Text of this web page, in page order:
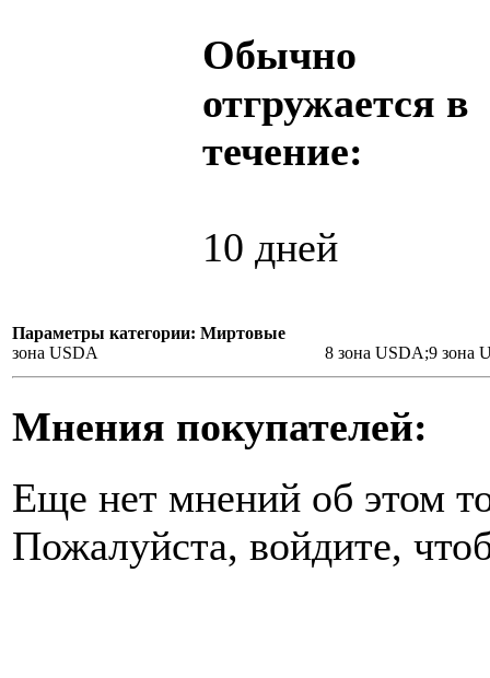
Обычно
отгружается в
течение:
10 дней
Параметры категории: Миртовые
зона USDA
8 зона USDA;9 зона
Мнения покупателей:
Еще нет мнений об этом
Пожалуйста, войдите,